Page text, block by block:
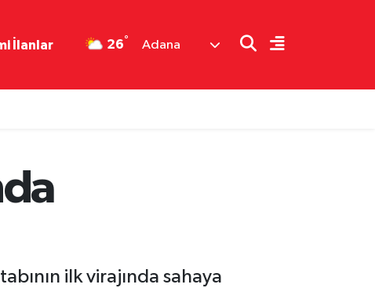
İlanlar 26° Adana
ilk virajında sahaya